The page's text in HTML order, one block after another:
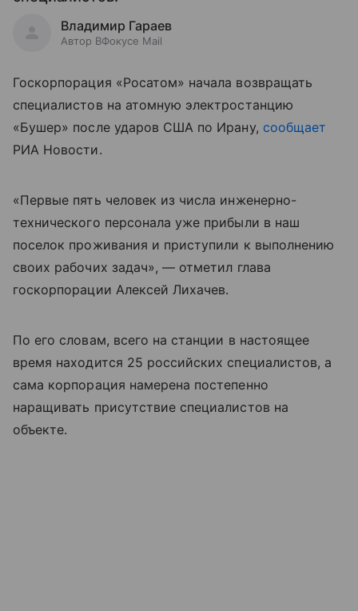
Владимир Гараев
Автор ВФокусе Mail
Госкорпорация «Росатом» начала возвращать
специалистов на атомную электростанцию
«Бушер» после ударов США по Ирану, сообщает
РИА Новости.
«Первые пять человек из числа инженерно-
технического персонала уже прибыли в наш
поселок проживания и приступили к выполнению
своих рабочих задач», — отметил глава
госкорпорации Алексей Лихачев.
По его словам, всего на станции в настоящее
время находится 25 российских специалистов, а
сама корпорация намерена постепенно
наращивать присутствие специалистов на
объекте.